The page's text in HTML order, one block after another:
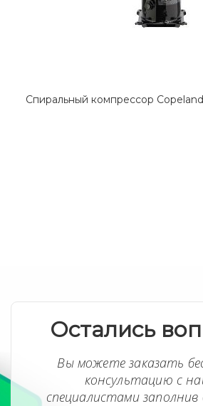
Спиральный компрессор Copeland
Остались
Вы можете заказать
консультацию с
специалистами